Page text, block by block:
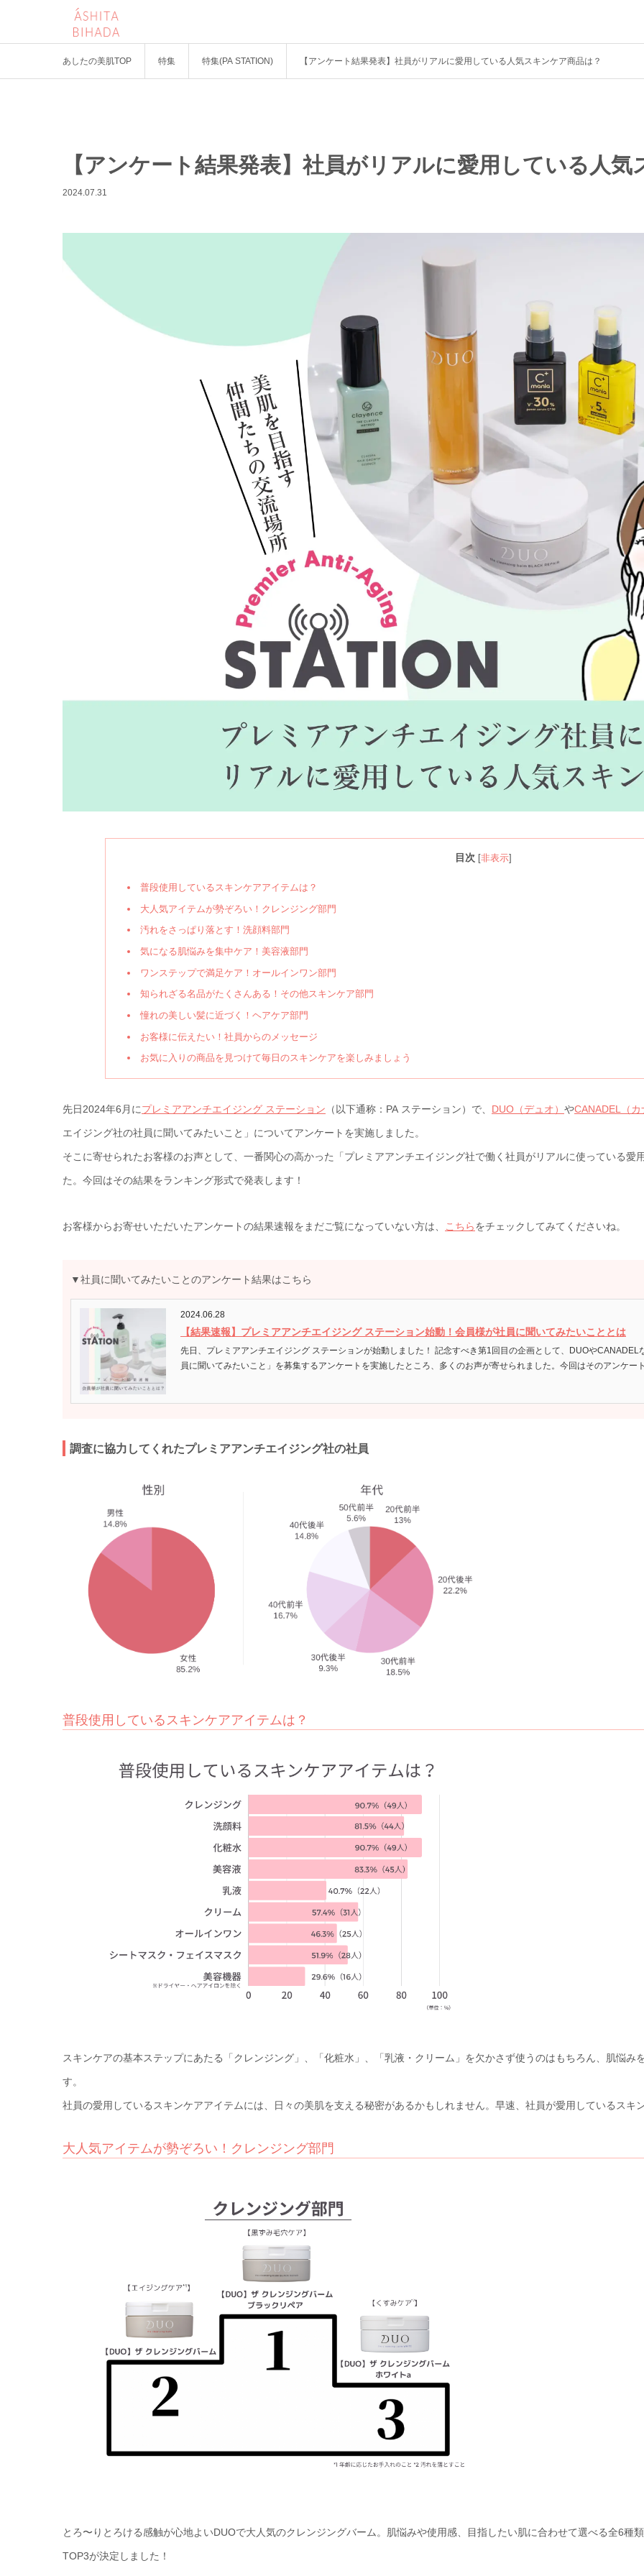
あしたの美肌TOP 特集 特集(PA STATION) 【アンケート結果発表】社員がリアルに愛用している人気スキンケア商品は？
【アンケート結果発表】社員がリアルに愛用している人
2024.07.31
目次 [非表示]
普段使用しているスキンケアアイテムは？
大人気アイテムが勢ぞろい！クレンジング部門
汚れをさっぱり落とす！洗顔料部門
気になる肌悩みを集中ケア！美容液部門
ワンステップで満足ケア！オールインワン部門
知られざる名品がたくさんある！その他スキンケア部門
憧れの美しい髪に近づく！ヘアケア部門
お客様に伝えたい！社員からのメッセージ
お気に入りの商品を見つけて毎日のスキンケアを楽しみましょう
先日2024年6月にプレミアアンチエイジング ステーション （以下通称：PA ステーション）で、 DUO（デュオ） やCANADEL（
エイジング社の社員に聞いてみたいこと」についてアンケートを実施しました。
そこに寄せられたお客様のお声として、一番関心の高かった「プレミアアンチエイジング社で働く社員がリアルに使っている
た。今回はその結果をランキング形式で発表します！
お客様からお寄せいただいたアンケートの結果速報をまだご覧になっていない方は、 こちらをチェックしてみてくださいね。
▼社員に聞いてみたいことのアンケート結果はこちら
2024.06.28
【結果速報】プレミアアンチエイジング ステーション始動！会員様が社員に聞いてみたいこととは
先日、プレミアアンチエイジング ステーションが始動しました！ 記念すべき第1回目の企画として、DUOやCANADELなどの商品に関わっている「プレミアアンチエイジング社の社
員に聞いてみたいこと」を募集するアンケートを実施したところ、多くのお声が寄せられました。今回はそのアンケー
調査に協力してくれたプレミアアンチエイジング社の社員
普段使用しているスキンケアアイテムは？
スキンケアの基本ステップにあたる「クレンジング」、「化粧水」、「乳液・クリーム」を欠かさず使うのはもちろん、肌悩
す。
社員の愛用しているスキンケアアイテムには、日々の美肌を支える秘密があるかもしれません。早速、社員が愛用しているスキ
大人気アイテムが勢ぞろい！クレンジング部門
とろ〜りとろける感触が心地よいDUOで大人気のクレンジングバーム。肌悩みや使用感、目指したい肌に合わせて選べる全6種
TOP3が決定しました！